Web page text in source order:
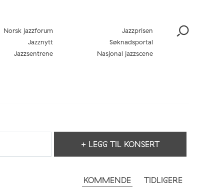
Norsk jazzforum
Jazzprisen
Jazznytt
Søknadsportal
Jazzsentrene
Nasjonal jazzscene
+ LEGG TIL KONSERT
KOMMENDE TIDLIGERE